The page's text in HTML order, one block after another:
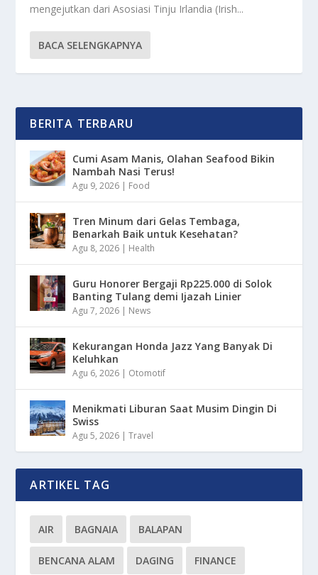
mengejutkan dari Asosiasi Tinju Irlandia (Irish...
BACA SELENGKAPNYA
BERITA TERBARU
Cumi Asam Manis, Olahan Seafood Bikin
Nambah Nasi Terus!
Agu 9, 2026 | Food
Tren Minum dari Gelas Tembaga,
Benarkah Baik untuk Kesehatan?
Agu 8, 2026 | Health
Guru Honorer Bergaji Rp225.000 di Solok
Banting Tulang demi Ijazah Linier
Agu 7, 2026 | News
Kekurangan Honda Jazz Yang Banyak Di
Keluhkan
Agu 6, 2026 | Otomotif
Menikmati Liburan Saat Musim Dingin Di
Swiss
Agu 5, 2026 |Travel
ARTIKEL TAG
AIR BAGNAIA BALAPAN
BENCANA ALAM DAGING FINANCE